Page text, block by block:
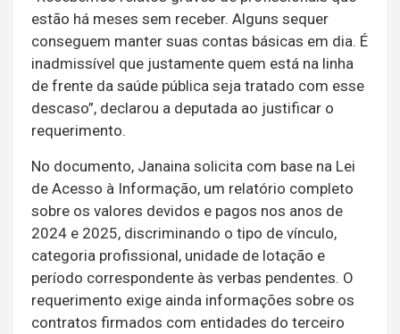
estão há meses sem receber. Alguns sequer
conseguem manter suas contas básicas em dia. É
inadmissível que justamente quem está na linha
de frente da saúde pública seja tratado com esse
descaso”, declarou a deputada ao justificar o
requerimento.
No documento, Janaina solicita com base na Lei
de Acesso à Informação, um relatório completo
sobre os valores devidos e pagos nos anos de
2024 e 2025, discriminando o tipo de vínculo,
categoria profissional, unidade de lotação e
período correspondente às verbas pendentes. O
requerimento exige ainda informações sobre os
contratos firmados com entidades do terceiro